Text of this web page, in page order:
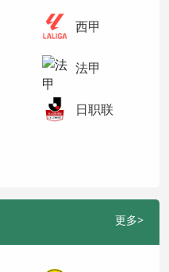
西甲
法甲
日职联
更多>